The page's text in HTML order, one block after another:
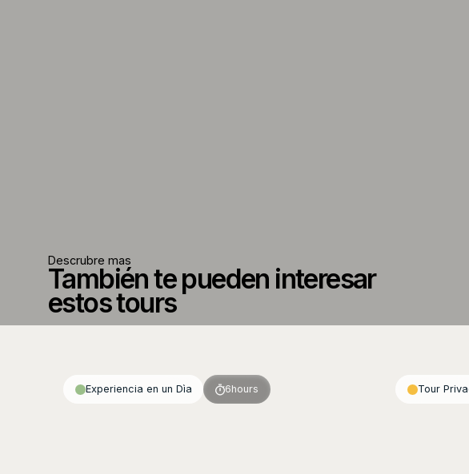
Descrubre mas
También te pueden interesar
estos tours
Experiencia en un Dìa 6hours Tour